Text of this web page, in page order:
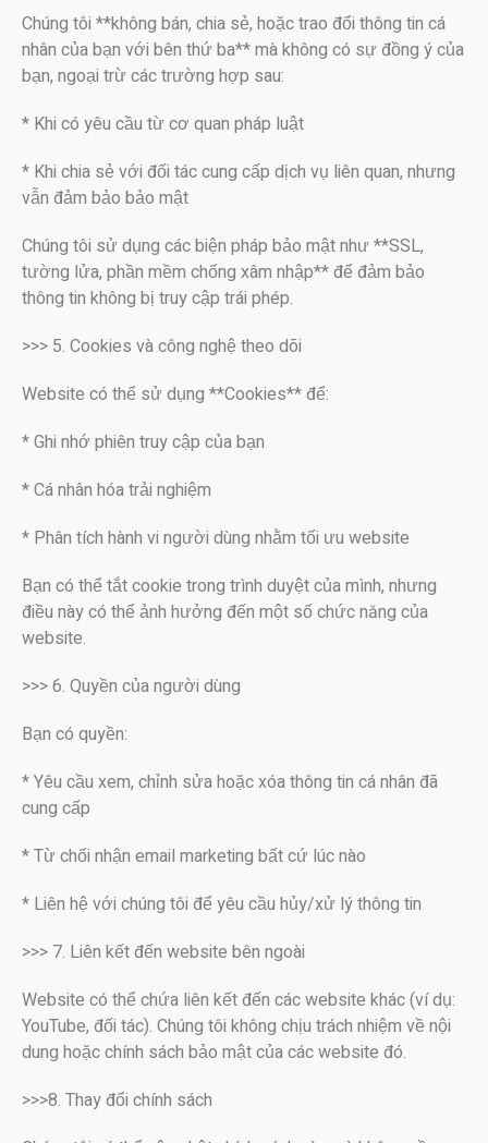
Chúng tôi **không bán, chia sẻ, hoặc trao đổi thông tin cá
nhân của bạn với bên thứ ba** mà không có sự đồng ý của
bạn, ngoại trừ các trường hợp sau:
* Khi có yêu cầu từ cơ quan pháp luật
* Khi chia sẻ với đối tác cung cấp dịch vụ liên quan, nhưng
vẫn đảm bảo bảo mật
Chúng tôi sử dụng các biện pháp bảo mật như **SSL,
tường lửa, phần mềm chống xâm nhập** để đảm bảo
thông tin không bị truy cập trái phép.
>>> 5. Cookies và công nghệ theo dõi
Website có thể sử dụng **Cookies** để:
* Ghi nhớ phiên truy cập của bạn
* Cá nhân hóa trải nghiệm
* Phân tích hành vi người dùng nhằm tối ưu website
Bạn có thể tắt cookie trong trình duyệt của mình, nhưng
điều này có thể ảnh hưởng đến một số chức năng của
website.
>>> 6. Quyền của người dùng
Bạn có quyền:
* Yêu cầu xem, chỉnh sửa hoặc xóa thông tin cá nhân đã
cung cấp
* Từ chối nhận email marketing bất cứ lúc nào
* Liên hệ với chúng tôi để yêu cầu hủy/xử lý thông tin
>>> 7. Liên kết đến website bên ngoài
Website có thể chứa liên kết đến các website khác (ví dụ:
YouTube, đối tác). Chúng tôi không chịu trách nhiệm về nội
dung hoặc chính sách bảo mật của các website đó.
>>>8. Thay đổi chính sách